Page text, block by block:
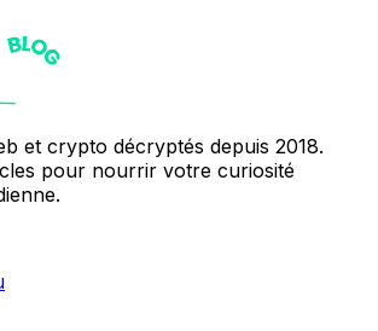
et crypto décryptés depuis 2018.
pour nourrir votre curiosité